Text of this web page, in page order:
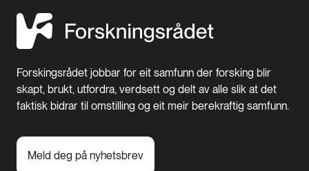
Forskingsrådet jobbar for eit samfunn der forsking blir
skapt, brukt, utfordra, verdsett og delt av alle slik at det
faktisk bidrar til omstilling og eit meir berekraftig samfunn.
Meld deg på nyhetsbrev